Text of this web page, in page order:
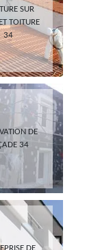
SUR
TOITURE
34
DE
34